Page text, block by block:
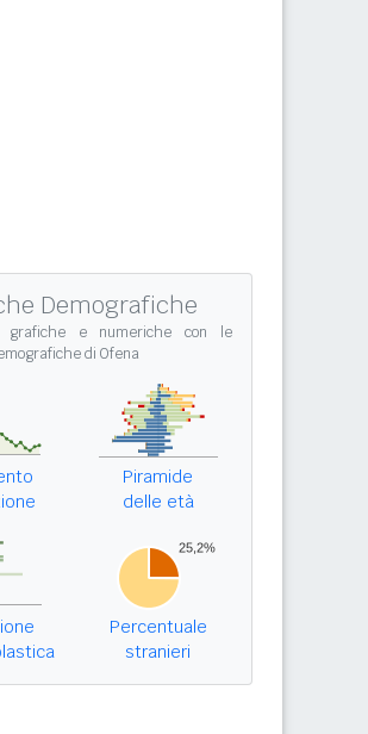
Demografiche
grafiche e numeriche con le
di Ofena
Piramide
delle età
Percentuale
stranieri